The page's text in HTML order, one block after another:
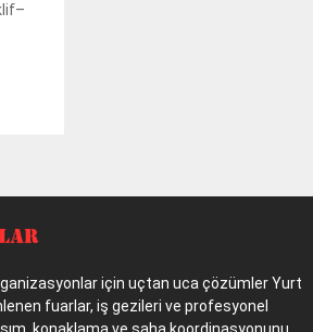
için uçtan uca çözümler Yurt
fuarlar, iş gezileri ve profesyonel